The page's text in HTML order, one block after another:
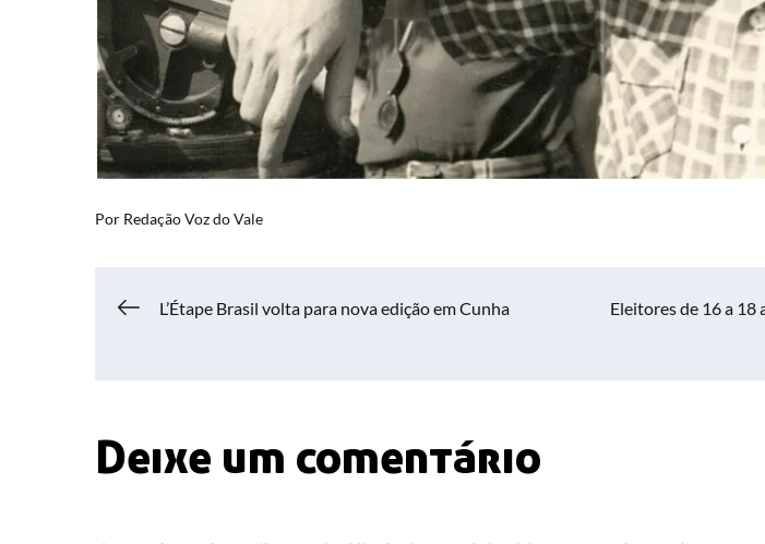
Por Redação Voz do Vale
Navegação
Post
L’Étape Brasil volta para nova edição em Cunha
Eleitores de 16 a
Deixe um comentário